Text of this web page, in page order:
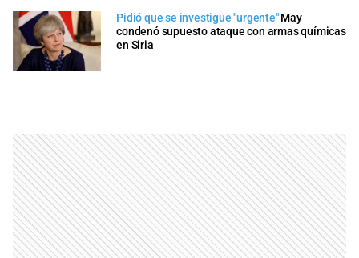
Pidió que se investigue "urgente" May
condenó supuesto ataque con armas químicas
en Siria